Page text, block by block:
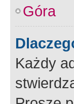
Góra
Każdy